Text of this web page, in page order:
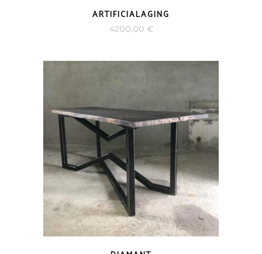
ARTIFICIALAGING
4200,00 €